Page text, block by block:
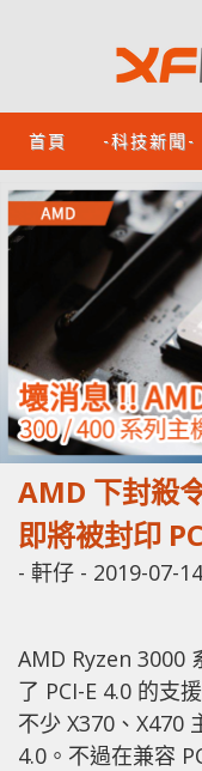
首頁 -科技新聞-
AMD 下封殺
即將被封印
- 軒仔 - 2019-07-14
AMD Ryzen 3000
了 PCI-E 4.0 的支
不少 X370、X470
4.0。不過在兼容